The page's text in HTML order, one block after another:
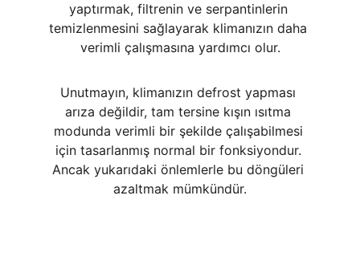
yaptırmak, filtrenin ve serpantinlerin
temizlenmesini sağlayarak klimanızın daha
verimli çalışmasına yardımcı olur.
Unutmayın, klimanızın defrost yapması
arıza değildir, tam tersine kışın ısıtma
modunda verimli bir şekilde çalışabilmesi
için tasarlanmış normal bir fonksiyondur.
Ancak yukarıdaki önlemlerle bu döngüleri
azaltmak mümkündür.